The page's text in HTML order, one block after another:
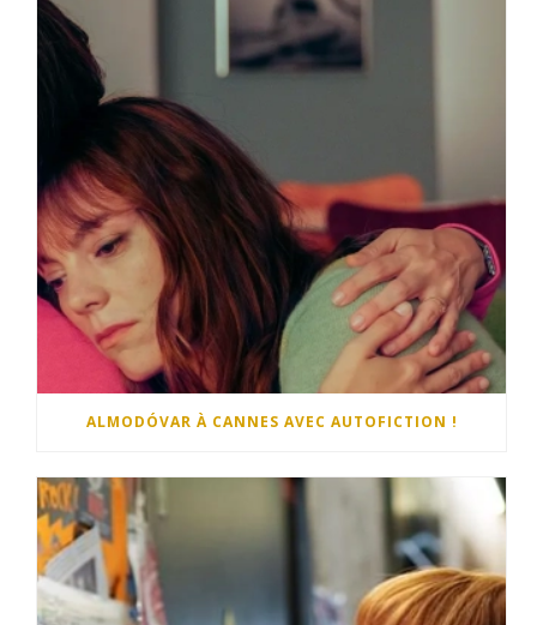
ALMODÓVAR À CANNES AVEC AUTOFICTION !